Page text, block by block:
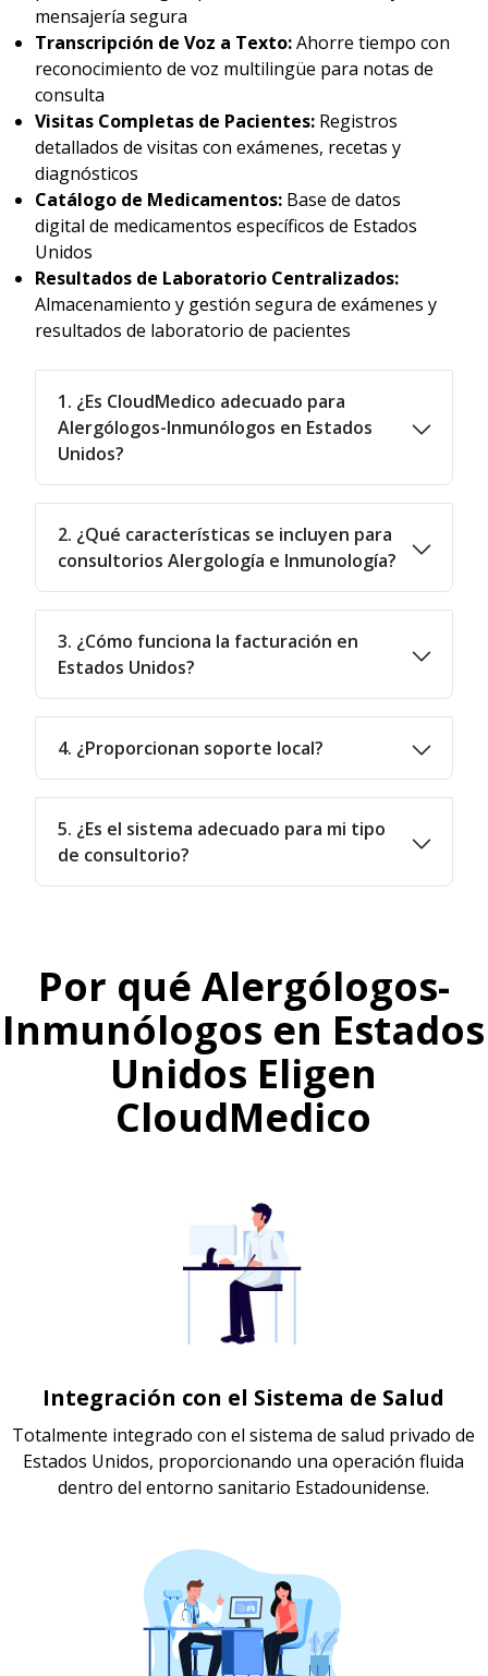
mensajería segura
Transcripción de Voz a Texto:Ahorre tiempo con
reconocimiento de voz multilingüe para notas de
consulta
Visitas Completas de Pacientes: Registros
detallados de visitas con exámenes, recetas y
diagnósticos
Catálogo de Medicamentos: Base de datos
digital de medicamentos específicos de Estados
Unidos
Resultados de Laboratorio Centralizados:
Almacenamiento y gestión segura de exámenes y
resultados de laboratorio de pacientes
1. ¿Es CloudMedico adecuado para
Alergólogos-Inmunólogos en Estados
Unidos?
2. ¿Qué características se incluyen para
consultorios Alergología e Inmunología?
3. ¿Cómo funciona la facturación en
Estados Unidos?
4. ¿Proporcionan soporte local?
5. ¿Es el sistema adecuado para mi tipo
de consultorio?
Por qué Alergólogos-
Inmunólogos en Estados
Unidos Eligen
CloudMedico
Integración con el Sistema de Salud
Totalmente integrado con el sistema de salud privado de
Estados Unidos, proporcionando una operación fluida
dentro del entorno sanitario Estadounidense.